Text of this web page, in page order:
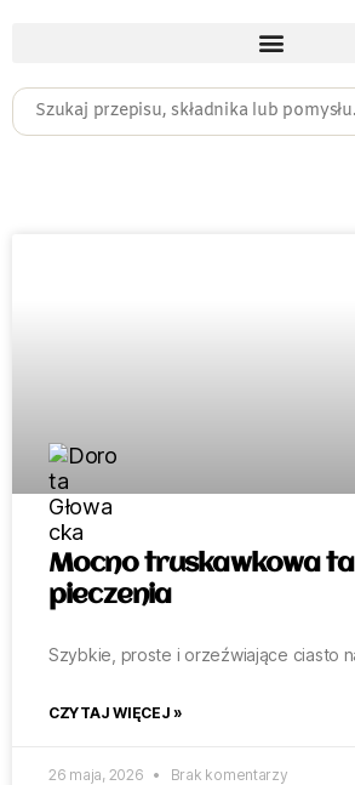
Mocno truskawkowa
pieczenia
Szybkie, proste i orzeźwiające ciasto
CZYTAJ WIĘCEJ »
26 maja, 2026 Brak komentarzy